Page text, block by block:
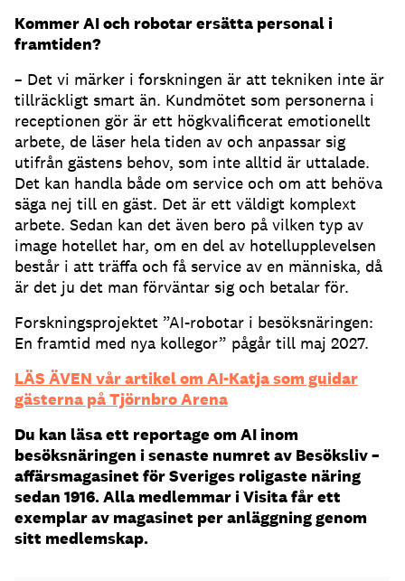
Kommer AI och robotar ersätta personal i
framtiden?
– Det vi märker i forskningen är att tekniken inte är
tillräckligt smart än. Kundmötet som personerna i
receptionen gör är ett högkvalificerat emotionellt
arbete, de läser hela tiden av och anpassar sig
utifrån gästens behov, som inte alltid är uttalade.
Det kan handla både om service och om att behöva
säga nej till en gäst. Det är ett väldigt komplext
arbete. Sedan kan det även bero på vilken typ av
image hotellet har, om en del av hotellupplevelsen
består i att träffa och få service av en människa, då
är det ju det man förväntar sig och betalar för.
Forskningsprojektet ”AI-robotar i besöksnäringen:
En framtid med nya kollegor” pågår till maj 2027.
LÄS ÄVEN vår artikel om AI-Katja som guidar
gästerna på Tjörnbro Arena
Du kan läsa ett reportage om AI inom
besöksnäringen i senaste numret av Besöksliv –
affärsmagasinet för Sveriges roligaste näring
sedan 1916. Alla medlemmar i Visita får ett
exemplar av magasinet per anläggning genom
sitt medlemskap.